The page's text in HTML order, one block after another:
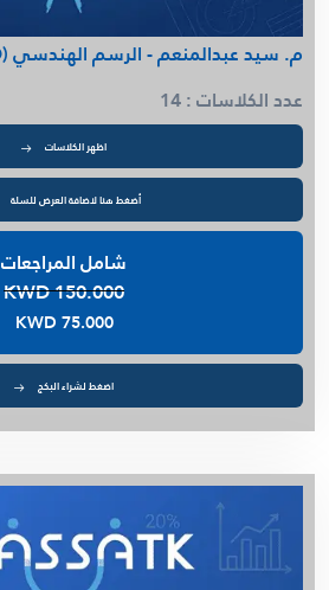
م. سيد عبدالمنعم - الرسم الهندسي (AutoCAD)
عدد الكلاسات : 14
اظهر الكلاسات
أضغط هنا لاضافة العرض للسلة
شامل المراجعات
KWD 150.000
KWD 75.000
اضغط لشراء البكج